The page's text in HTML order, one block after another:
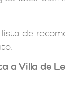
de
a Villa de